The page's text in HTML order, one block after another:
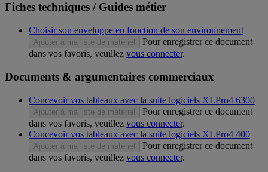
Fiches techniques / Guides métier
Choisir son enveloppe en fonction de son environnement
Ajouter à ma liste de matériel
Pour enregistrer ce document
dans vos favoris, veuillez vous connecter.
Documents & argumentaires commerciaux
Concevoir vos tableaux avec la suite logiciels XLPro4 6300
Ajouter à ma liste de matériel
Pour enregistrer ce document
dans vos favoris, veuillez vous connecter.
Concevoir vos tableaux avec la suite logiciels XLPro4 400
Ajouter à ma liste de matériel
Pour enregistrer ce document
dans vos favoris, veuillez vous connecter.